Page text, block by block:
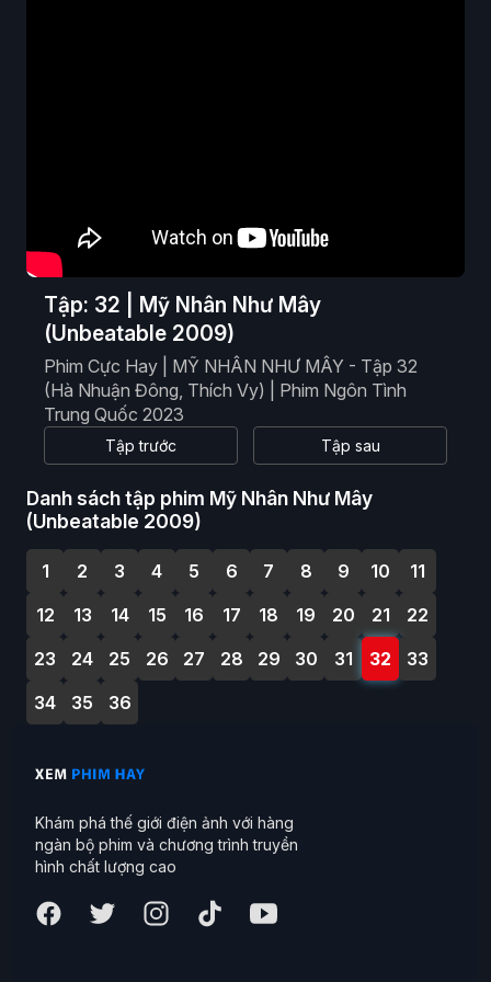
Tập: 32 | Mỹ Nhân Như Mây
(Unbeatable 2009)
Phim Cực Hay | MỸ NHÂN NHƯ MÂY - Tập 32
(Hà Nhuận Đông, Thích Vy) | Phim Ngôn Tình
Trung Quốc 2023
Tập trước Tập sau
Danh sách tập phim Mỹ Nhân Như Mây
(Unbeatable 2009)
1 2 3 4 5 6 7 8 9 10
11
12
13 14 15 16 17 18 19 20 21
22
23
24 25 26 27 28 29 30 31 32
33
34
35 36
Khám phá thế giới điện ảnh với hàng
ngàn bộ phim và chương trình truyền
hình chất lượng cao